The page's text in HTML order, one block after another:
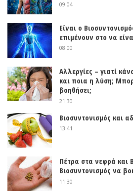
09:04
Είναι ο
επιμένουν στο να
08:00
Αλλεργίες – γιατί
και ποια η λύση;
βοηθήσει;
21:30
Βιοσυντονισμός και
13:41
Πέτρα στα νεφρά και
Βιοσυντονισμός να
11:30